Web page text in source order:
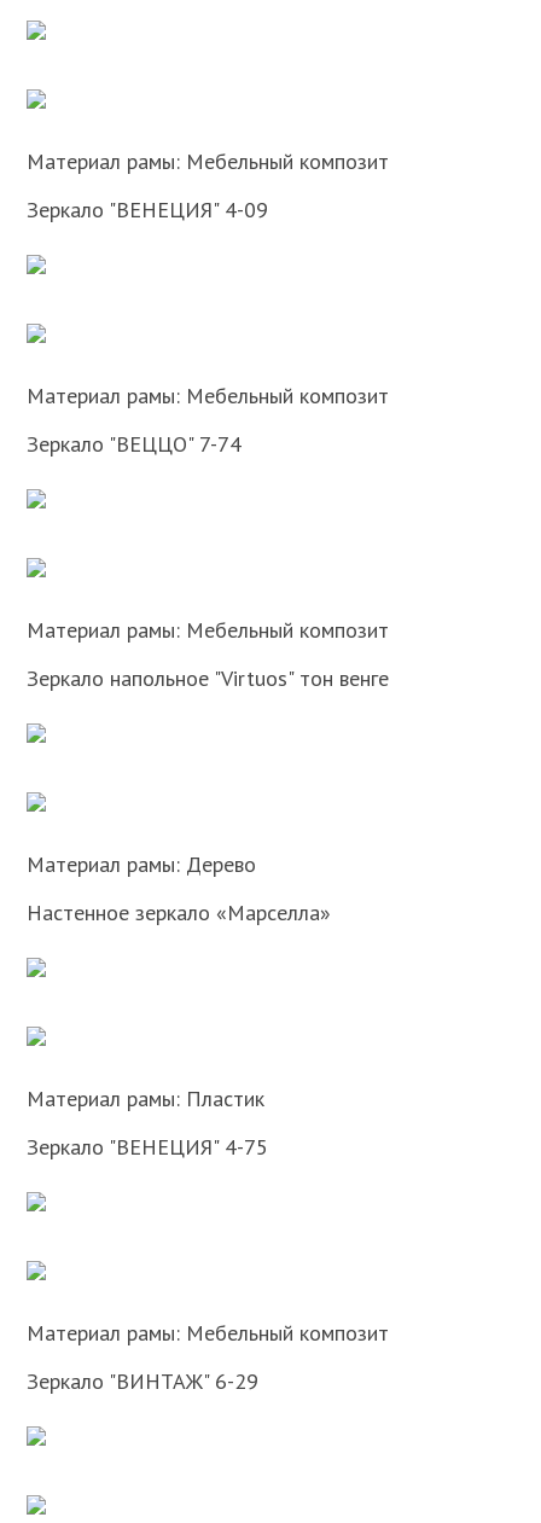
Материал рамы: Мебельный композит
Зеркало "ВЕНЕЦИЯ" 4-09
Материал рамы: Мебельный композит
Зеркало "ВЕЦЦО" 7-74
Материал рамы: Мебельный композит
Зеркало напольное "Virtuos" тон венге
Материал рамы: Дерево
Настенное зеркало «Марселла»
Материал рамы: Пластик
Зеркало "ВЕНЕЦИЯ" 4-75
Материал рамы: Мебельный композит
Зеркало "ВИНТАЖ" 6-29